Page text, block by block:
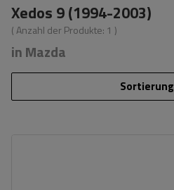
Xedos 9 (1994-2003)
( Anzahl der Produkte: 1 )
in Mazda
Sortierung